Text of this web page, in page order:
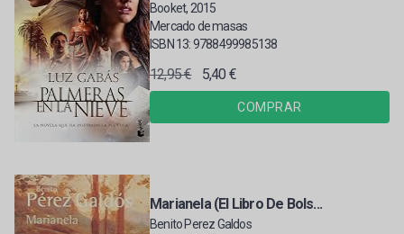
Booket, 2015
Mercado de masas
ISBN 13: 9788499985138
12,95 € 5,40 €
COMPRAR
Marianela (El Libro De Bols...
Benito Perez Galdos